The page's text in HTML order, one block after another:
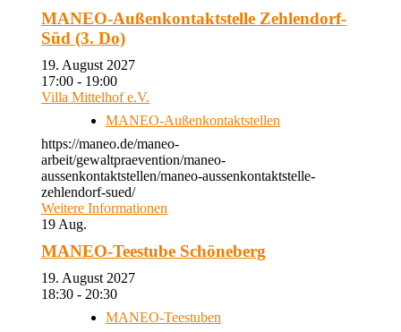
MANEO-Außenkontaktstelle Zehlendorf-
Süd (3. Do)
19. August 2027
17:00 - 19:00
Villa Mittelhof e.V.
MANEO-Außenkontaktstellen
https://maneo.de/maneo-
arbeit/gewaltpraevention/maneo-
aussenkontaktstellen/maneo-aussenkontaktstelle-
zehlendorf-sued/
Weitere Informationen
19 Aug.
MANEO-Teestube Schöneberg
19. August 2027
18:30 - 20:30
MANEO-Teestuben